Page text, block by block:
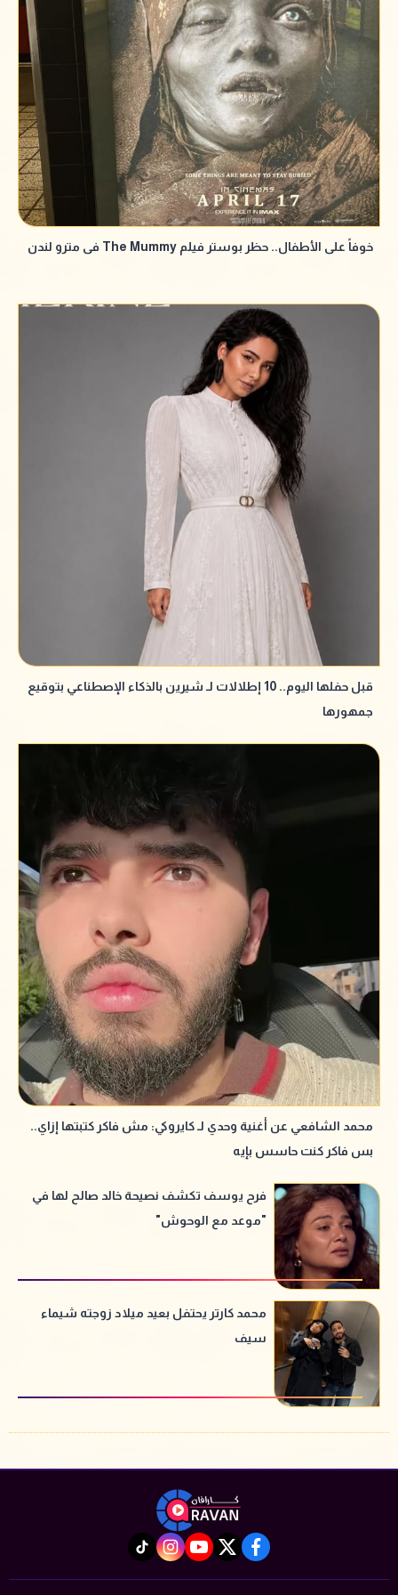
خوفاً على الأطفال.. حظر بوستر فيلم The Mummy فى مترو لندن
قبل حفلها اليوم.. 10 إطلالات لـ شيرين بالذكاء الإصطناعي بتوقيع
جمهورها
محمد الشافعي عن أغنية وحدي لـ كايروكي: مش فاكر كتبتها إزاي..
بس فاكر كنت حاسس بإيه
فرح يوسف تكشف نصيحة خالد صالح لها في
"موعد مع الوحوش"
محمد كارتر يحتفل بعيد ميلاد زوجته شيماء
سيف
facebook
twitter
youtube
instagram
tiktok